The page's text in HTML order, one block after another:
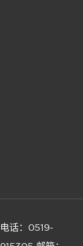
电话：0519-